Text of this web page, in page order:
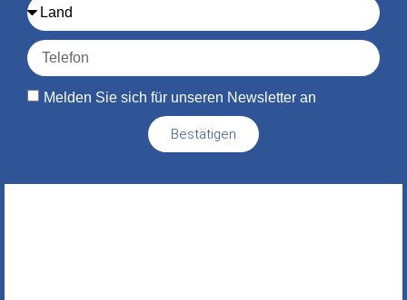
Melden Sie sich für unseren Newsletter an
Bestätigen